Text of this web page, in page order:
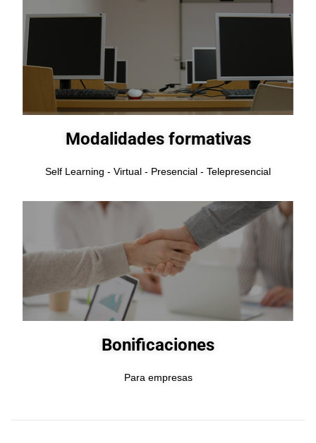
Modalidades formativas
Self Learning - Virtual - Presencial - Telepresencial
Bonificaciones
Para empresas